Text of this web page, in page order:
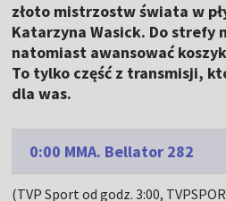
złoto mistrzostw świata w
Katarzyna Wasick. Do strefy
natomiast awansować
To tylko część z transmisji,
dla was.
0:00 MMA. Bellator 282
(TVP Sport od godz. 3:00,